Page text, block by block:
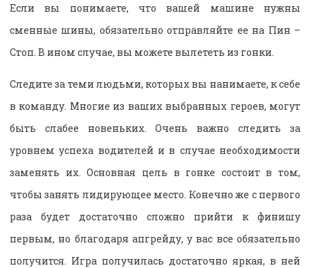
Если вы понимаете, что вашей машине нужны
сменные шины, обязательно отправляйте ее на Пин –
Стоп. В ином случае, вы можете вылететь из гонки.
Следите за теми людьми, которых вы нанимаете, к себе
в команду. Многие из ваших выбранных героев, могут
быть слабее новеньких. Очень важно следить за
уровнем успеха водителей и в случае необходимости
заменять их. Основная цель в гонке состоит в том,
чтобы занять лидирующее место. Конечно же с первого
раза будет достаточно сложно прийти к финишу
первым, но благодаря апгрейду, у вас все обязательно
получится. Игра получилась достаточно яркая, в ней